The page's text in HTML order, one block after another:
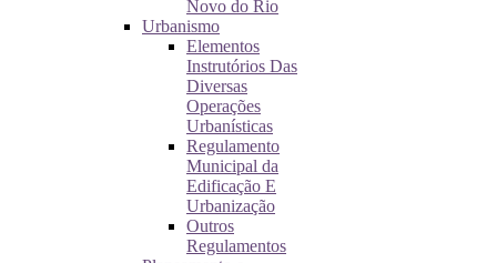
Novo do Rio
Urbanismo
Elementos
Instrutórios Das
Diversas
Operações
Urbanísticas
Regulamento
Municipal da
Edificação E
Urbanização
Outros
Regulamentos